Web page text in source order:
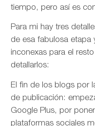
tiempo, pero así es
Para mi hay tres
de esa fabulosa etapa
inconexas para el
detallarlos:
El fin de los blogs por
de publicación:
Google Plus, por
plataformas sociales